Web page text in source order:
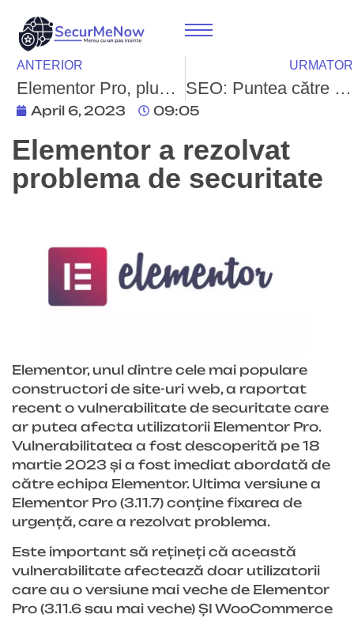
ANTERIOR
Elementor Pro, plugin-ul WordPress popular, sub asaltul hackerilor din cauza unei vulnerabilități descoperite recent
URMATOR
SEO: Puntea către Vizibilitate și Succes Online
April 6, 2023 09:05
Elementor a rezolvat
problema de securitate
Elementor, unul dintre cele mai populare
constructori de site-uri web, a raportat
recent o vulnerabilitate de securitate care
ar putea afecta utilizatorii Elementor Pro.
Vulnerabilitatea a fost descoperită pe 18
martie 2023 și a fost imediat abordată de
către echipa Elementor. Ultima versiune a
Elementor Pro (3.11.7) conține fixarea de
urgență, care a rezolvat problema.
Este important să rețineți că această
vulnerabilitate afectează doar utilizatorii
care au o versiune mai veche de Elementor
Pro (3.11.6 sau mai veche) ȘI WooCommerce